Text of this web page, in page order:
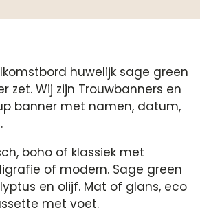
huwelijk sage green
zet. Wij zijn Trouwbanners en
banner met namen, datum,
boho of klassiek met
of modern. Sage green
en olijf. Mat of glans, eco
met voet.